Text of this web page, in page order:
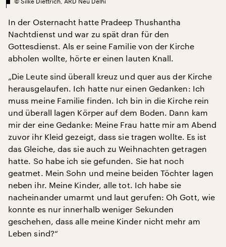
In der Osternacht hatte Pradeep Thushantha
Nachtdienst und war zu spät dran für den
Gottesdienst. Als er seine Familie von der Kirche
abholen wollte, hörte er einen lauten Knall.
„Die Leute sind überall kreuz und quer aus der Kirche
herausgelaufen. Ich hatte nur einen Gedanken: Ich
muss meine Familie finden. Ich bin in die Kirche rein
und überall lagen Körper auf dem Boden. Dann kam
mir der eine Gedanke: Meine Frau hatte mir am Abend
zuvor ihr Kleid gezeigt, dass sie tragen wollte. Es ist
das Gleiche, das sie auch zu Weihnachten getragen
hatte. So habe ich sie gefunden. Sie hat noch
geatmet. Mein Sohn und meine beiden Töchter lagen
neben ihr. Meine Kinder, alle tot. Ich habe sie
nacheinander umarmt und laut gerufen: Oh Gott, wie
konnte es nur innerhalb weniger Sekunden
geschehen, dass alle meine Kinder nicht mehr am
Leben sind?“